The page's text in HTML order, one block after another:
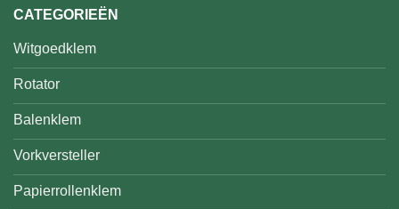
CATEGORIEËN
Witgoedklem
Rotator
Balenklem
Vorkversteller
Papierrollenklem